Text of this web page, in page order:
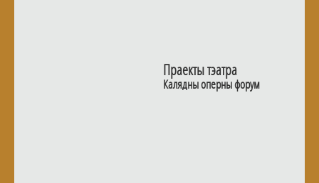
Праекты тэатра
Калядны оперны форум